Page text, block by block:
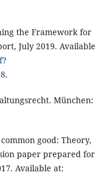
the Framework for
July 2019. Available
.
München:
good: Theory,
paper prepared for
Available at: